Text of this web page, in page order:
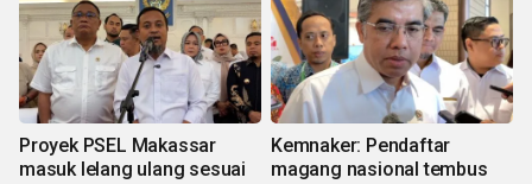
Proyek PSEL Makassar
masuk lelang ulang sesuai
Kemnaker: Pendaftar
magang nasional tembus